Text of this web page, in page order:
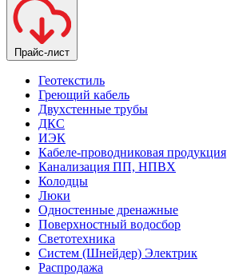
Прайс-лист
Геотекстиль
Греющий кабель
Двухстенные трубы
ДКС
ИЭК
Кабеле-проводниковая продукция
Канализация ПП, НПВХ
Колодцы
Люки
Одностенные дренажные
Поверхностный водосбор
Светотехника
Систем (Шнейдер) Электрик
Распродажа